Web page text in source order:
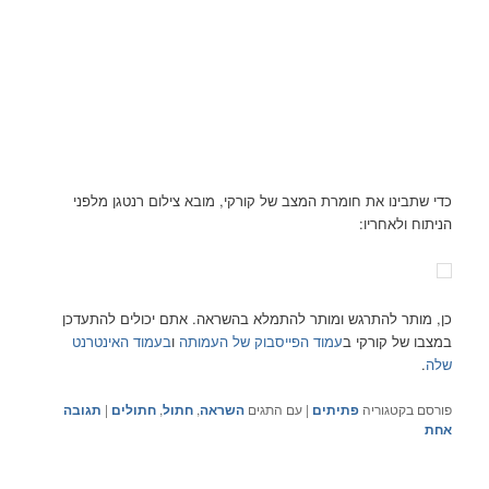
כדי שתבינו את חומרת המצב של קורקי, מובא צילום רנטגן מלפני
הניתוח ולאחריו:
כן, מותר להתרגש ומותר להתמלא בהשראה. אתם יכולים להתעדכן
במצבו של קורקי בעמוד הפייסבוק של העמותה ובעמוד האינטרנט
שלה.
פורסם בקטגוריה פתיתים |עם התגים השראה,חתול,חתולים | תגובה
אחת